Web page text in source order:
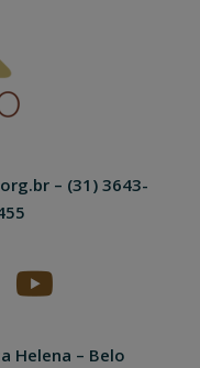
– (31) 3643-
Helena – Belo